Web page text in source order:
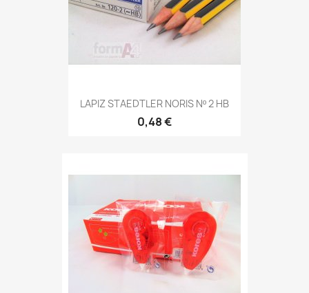
LAPIZ STAEDTLER NORIS Nº 2 HB
0,48 €